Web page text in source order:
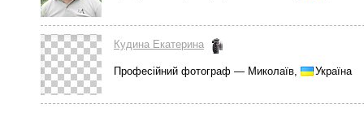
Кудина Екатерина
Професійний фотограф — Миколаїв, Україна